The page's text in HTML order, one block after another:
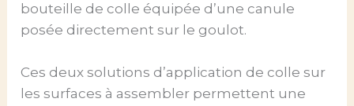
bouteille de colle équipée d’une canule
posée directement sur le goulot.
Ces deux solutions d’application de colle sur
les surfaces à assembler permettent une